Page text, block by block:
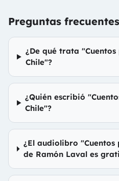
Preguntas frecuentes
¿De qué trata "Cuentos
Chile"?
¿Quién escribió
Chile"?
¿El audiolibro "Cuentos
de Ramón Laval es